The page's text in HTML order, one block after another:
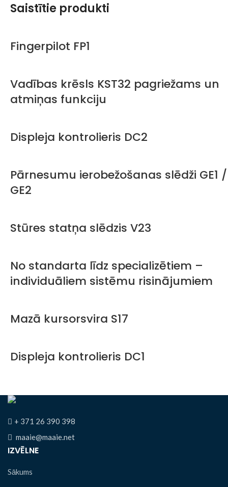
Saistītie produkti
Fingerpilot FP1
Vadības krēsls KST32 pagriežams un
atmiņas funkciju
Displeja kontrolieris DC2
Pārnesumu ierobežošanas slēdži GE1 /
GE2
Stūres statņa slēdzis V23
No standarta līdz specializētiem –
individuāliem sistēmu risinājumiem
Mazā kursorsvira S17
Displeja kontrolieris DC1
+ 371 26 390 398
maaie@maaie.net
IZVĒLNE
Sākums